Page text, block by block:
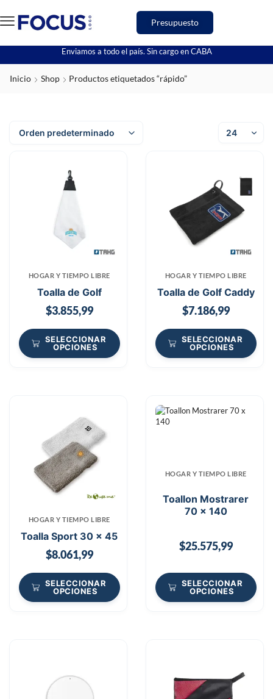
Presupuesto
Enviamos a todo el país. Sin cargo en CABA
Inicio Shop Productos etiquetados “rápido”
HOGAR Y TIEMPO LIBRE
Toalla de Golf
$3.855,99
SELECCIONAR
OPCIONES
HOGAR Y TIEMPO LIBRE
Toalla de Golf Caddy
$7.186,99
SELECCIONAR
OPCIONES
HOGAR Y TIEMPO LIBRE
Toalla Sport 30 x 45
$8.061,99
SELECCIONAR
OPCIONES
HOGAR Y TIEMPO LIBRE
Toallon Mostrarer
70 x 140
$25.575,99
SELECCIONAR
OPCIONES